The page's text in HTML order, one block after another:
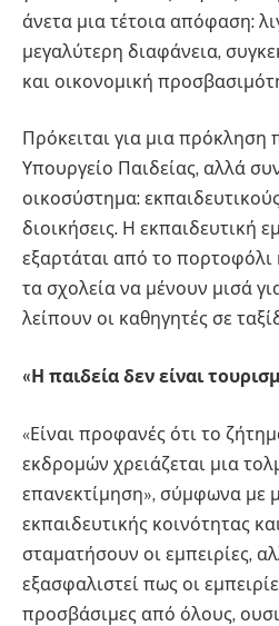
άνετα μια τέτοια απόφαση:
μεγαλύτερη διαφάνεια,
και οικονομική
Πρόκειται για μια
Υπουργείο Παιδείας, αλλά
οικοσύστημα:
διοικήσεις. Η εκπαιδευτική
εξαρτάται από το πορτοφόλι
τα σχολεία να μένουν μισά
λείπουν οι καθηγητές σε
«Η παιδεία δεν είναι
«Είναι προφανές ότι το
εκδρομών χρειάζεται μια
επανεκτίμηση», σύμφωνα με
εκπαιδευτικής κοινότητας
σταματήσουν οι εμπειρίες,
εξασφαλιστεί πως οι
προσβάσιμες από όλους,